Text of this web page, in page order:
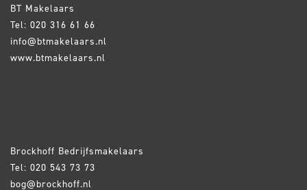
BT Makelaars
Tel: 020 316 61 66
info@btmakelaars.nl
www.btmakelaars.nl
Brockhoff Bedrijfsmakelaars
Tel: 020 543 73 73
bog@brockhoff.nl